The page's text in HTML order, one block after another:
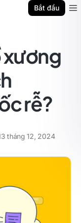
Bắt đầu
xương
rễ?
tháng 12, 2024